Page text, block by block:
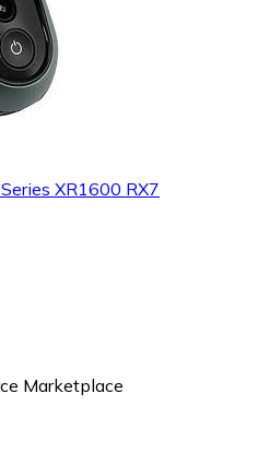
XR1600 RX7
Marketplace